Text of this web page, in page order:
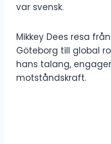
var svensk.
Mikkey Dees resa
Göteborg till global
hans talang,
motståndskraft.